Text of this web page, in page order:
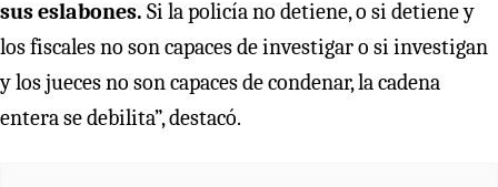
sus eslabones. Si la policía no detiene, o si detiene y
los fiscales no son capaces de investigar o si investigan
y los jueces no son capaces de condenar, la cadena
entera se debilita”, destacó.